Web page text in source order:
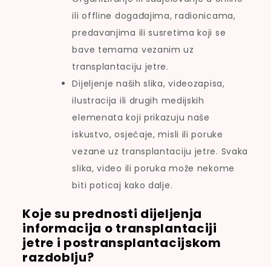
ili offline događajima, radionicama,
predavanjima ili susretima koji se
bave temama vezanim uz
transplantaciju jetre.
Dijeljenje naših slika, videozapisa,
ilustracija ili drugih medijskih
elemenata koji prikazuju naše
iskustvo, osjećaje, misli ili poruke
vezane uz transplantaciju jetre. Svaka
slika, video ili poruka može nekome
biti poticaj kako dalje.
Koje su prednosti dijeljenja
informacija o transplantaciji
jetre i postransplantacijskom
razdoblju?